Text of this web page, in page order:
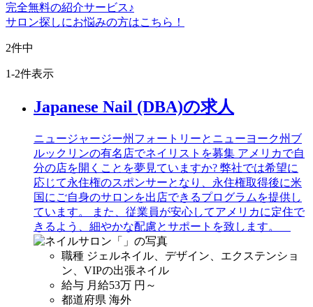
完全無料の紹介サービス♪
サロン探しにお悩みの方はこちら！
2件中
1-2件表示
Japanese Nail (DBA)の求人
ニュージャージー州フォートリーとニューヨーク州ブ
ルックリンの有名店でネイリストを募集 アメリカで自
分の店を開くことを夢見ていますか? 弊社では希望に
応じて永住権のスポンサーとなり、永住権取得後に米
国にご自身のサロンを出店できるプログラムを提供し
ています。 また、従業員が安心してアメリカに定住で
きるよう、細やかな配慮とサポートを致します。
職種 ジェルネイル、デザイン、エクステンショ
ン、VIPの出張ネイル
給与 月給53万 円～
都道府県 海外